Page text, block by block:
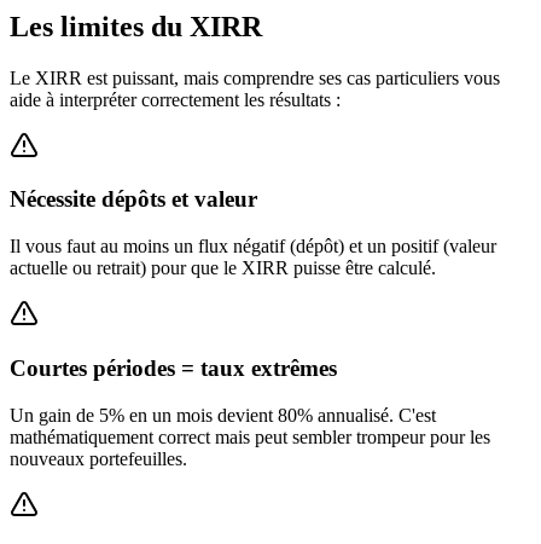
Les limites du XIRR
Le XIRR est puissant, mais comprendre ses cas particuliers vous
aide à interpréter correctement les résultats :
Nécessite dépôts et valeur
Il vous faut au moins un flux négatif (dépôt) et un positif (valeur
actuelle ou retrait) pour que le XIRR puisse être calculé.
Courtes périodes = taux extrêmes
Un gain de 5% en un mois devient 80% annualisé. C'est
mathématiquement correct mais peut sembler trompeur pour les
nouveaux portefeuilles.